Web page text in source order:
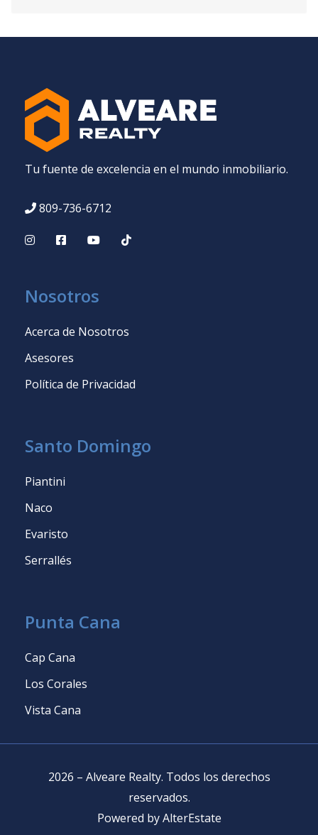
Tu fuente de excelencia en el mundo inmobiliario.
809-736-6712
Nosotros
Acerca de Nosotros
Asesores
Política de Privacidad
Santo Domingo
Piantini
Naco
Evaristo
Serrallés
Punta Cana
Cap Cana
Los Corales
Vista Cana
2026 – Alveare Realty. Todos los derechos
reservados.
Powered by AlterEstate